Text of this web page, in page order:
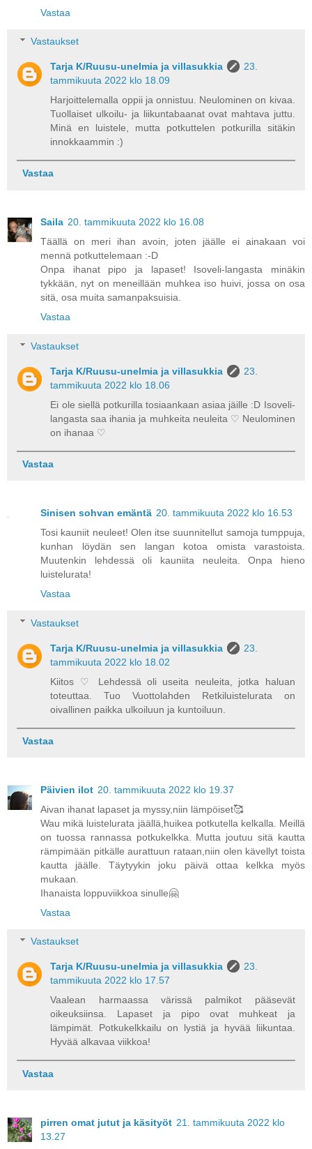
Vastaa
Vastaukset
Tarja K/Ruusu-unelmia ja villasukkia
23.
tammikuuta 2022 klo 18.09
Harjoittelemalla oppii ja onnistuu. Neulominen on kivaa.
Tuollaiset ulkoilu- ja liikuntabaanat ovat mahtava juttu.
Minä en luistele, mutta potkuttelen potkurilla sitäkin
innokkaammin :)
Vastaa
Saila 20. tammikuuta 2022 klo 16.08
Täällä on meri ihan avoin, joten jäälle ei ainakaan voi
mennä potkuttelemaan :-D
Onpa ihanat pipo ja lapaset! Isoveli-langasta minäkin
tykkään, nyt on meneillään muhkea iso huivi, jossa on osa
sitä, osa muita samanpaksuisia.
Vastaa
Vastaukset
Tarja K/Ruusu-unelmia ja villasukkia
23.
tammikuuta 2022 klo 18.06
Ei ole siellä potkurilla tosiaankaan asiaa jäille :D Isoveli-
langasta saa ihania ja muhkeita neuleita ♡ Neulominen
on ihanaa ♡
Vastaa
Sinisen sohvan emäntä 20. tammikuuta 2022 klo 16.53
Tosi kauniit neuleet! Olen itse suunnitellut samoja tumppuja,
kunhan löydän sen langan kotoa omista varastoista.
Muutenkin lehdessä oli kauniita neuleita. Onpa hieno
luistelurata!
Vastaa
Vastaukset
Tarja K/Ruusu-unelmia ja villasukkia
23.
tammikuuta 2022 klo 18.02
Kiitos ♡ Lehdessä oli useita neuleita, jotka haluan
toteuttaa. Tuo Vuottolahden Retkiluistelurata on
oivallinen paikka ulkoiluun ja kuntoiluun.
Vastaa
Päivien ilot 20. tammikuuta 2022 klo 19.37
Aivan ihanat lapaset ja myssy,niin lämpöiset🥰
Wau mikä luistelurata jäällä,huikea potkutella kelkalla. Meillä
on tuossa rannassa potkukelkka. Mutta joutuu sitä kautta
rämpimään pitkälle aurattuun rataan,niin olen kävellyt toista
kautta jäälle. Täytyykin joku päivä ottaa kelkka myös
mukaan.
Ihanaista loppuviikkoa sinulle🤗
Vastaa
Vastaukset
Tarja K/Ruusu-unelmia ja villasukkia
23.
tammikuuta 2022 klo 17.57
Vaalean harmaassa värissä palmikot pääsevät
oikeuksiinsa. Lapaset ja pipo ovat muhkeat ja
lämpimät. Potkukelkkailu on lystiä ja hyvää liikuntaa.
Hyvää alkavaa viikkoa!
Vastaa
pirren omat jutut ja käsityöt 21. tammikuuta 2022 klo
13.27